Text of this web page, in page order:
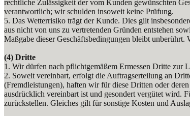
rechtliche Zulässigkeit der vom Kunden gewünschten
verantwortlich; wir schulden insoweit keine Prüfung.
5. Das Wetterrisiko trägt der Kunde. Dies gilt
aus nicht von uns zu vertretenden Gründen entstehen
Maßgabe dieser Geschäftsbedingungen bleibt
(4) Dritte
1. Wir dürfen nach pflichtgemäßem Ermessen Dritte zur
2. Soweit vereinbart, erfolgt die Auftragserteilung an
(Fremdleistungen), haften wir für diese Dritten oder
ausdrücklich vereinbart ist und gesondert vergütet wird.
zurückstellen. Gleiches gilt für sonstige Kosten und